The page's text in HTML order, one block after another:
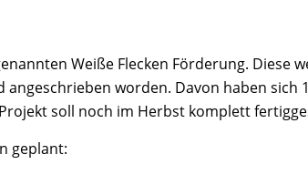
Weiße Flecken Förderung.
worden. Davon haben
soll noch im Herbst komplett
geplant: